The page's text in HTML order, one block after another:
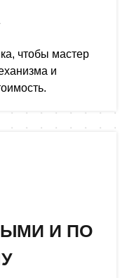
чтобы мастер
и
И ПО